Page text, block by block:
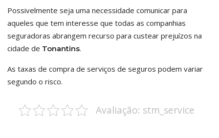
Possivelmente seja uma necessidade comunicar para
aqueles que tem interesse que todas as companhias
seguradoras abrangem recurso para custear prejuízos na
cidade de Tonantins.
As taxas de compra de serviços de seguros podem variar
segundo o risco.
Avaliação: stm_service